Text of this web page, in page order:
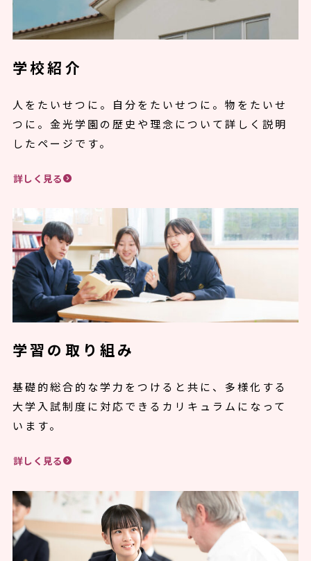
学校紹介
人をたいせつに。自分をたいせつに。物をたいせ
つに。金光学園の歴史や理念について詳しく説明
したページです。
詳しく見る
学習の取り組み
基礎的総合的な学力をつけると共に、多様化する
大学入試制度に対応できるカリキュラムになって
います。
詳しく見る